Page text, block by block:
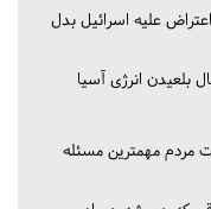
علیه اسرائیل بدل
بلعیدن انرژی آسیا
مردم مهمترین مسئله